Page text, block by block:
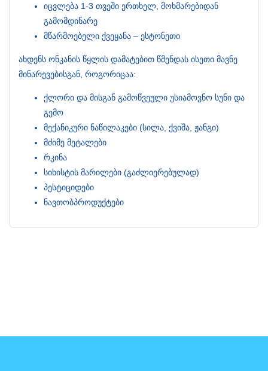
იცვლება 1-3 თვეში ერთხელ, მოხმარებიდან
გამომდინარე
მწარმოებელი ქვეყანა – ესტონეთი
ახდენს ონკანის წყლის დამატებით წმენდას ისეთი მავნე
მინარევებისგან, როგორიცაა:
ქლორი და მისგან გამოწვეული უსიამოვნო სუნი და
გემო
მექანიკური ნაწილაკები (სილა, ქვიშა, ჟანგი)
მძიმე მეტალები
რკინა
სიხისტის მარილები (გაძლიერებულად)
პესტიციდები
ნავთობპროდუქტები